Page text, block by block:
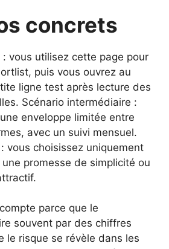
concrets
vous utilisez cette page pour
puis vous ouvrez au
ligne test après lecture des
Scénario intermédiaire :
enveloppe limitée entre
avec un suivi mensuel.
vous choisissez uniquement
une promesse de simplicité ou
parce que le
souvent par des chiffres
le risque se révèle dans les